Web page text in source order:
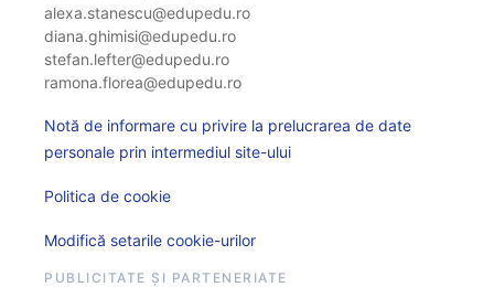
alexa.stanescu@edupedu.ro
diana.ghimisi@edupedu.ro
stefan.lefter@edupedu.ro
ramona.florea@edupedu.ro
Notă de informare cu privire la prelucrarea de date
personale prin intermediul site-ului
Politica de cookie
Modifică setarile cookie-urilor
PUBLICITATE ȘI PARTENERIATE